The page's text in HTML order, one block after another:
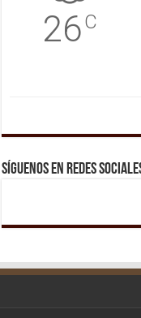
26C
Síguenos en Redes